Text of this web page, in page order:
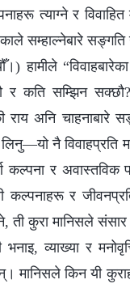
त्याग्ने र विवाहित
सम्हाल्नेबारे सङ्गति
हामीले
र कति सम्झिन
राय अनि चाहनाबारे
नै विवाहप्रति
र अवास्तविक
कल्पनाहरू र
ती कुरा मानिसले संसार
भनाइ, व्याख्या र
मानिसले किन यी